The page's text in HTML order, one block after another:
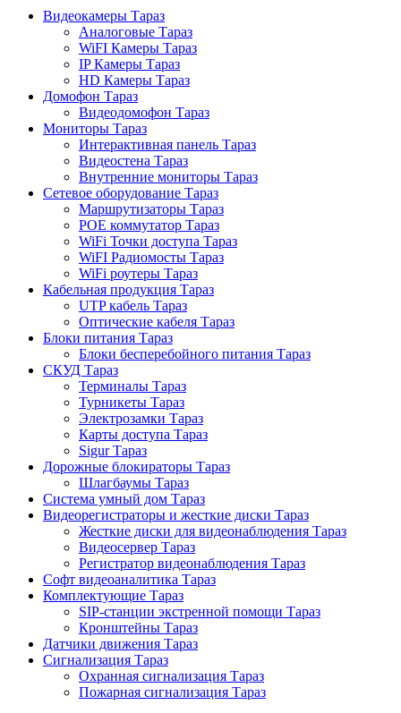
Видеокамеры Тараз
Аналоговые Тараз
WiFI Камеры Тараз
IP Камеры Тараз
HD Камеры Тараз
Домофон Тараз
Видеодомофон Тараз
Мониторы Тараз
Интерактивная панель Тараз
Видеостена Тараз
Внутренние мониторы Тараз
Сетевое оборудование Тараз
Маршрутизаторы Тараз
POE коммутатор Тараз
WiFi Точки доступа Тараз
WiFI Радиомосты Тараз
WiFi роутеры Тараз
Кабельная продукция Тараз
UTP кабель Тараз
Оптические кабеля Тараз
Блоки питания Тараз
Блоки бесперебойного питания Тараз
СКУД Тараз
Терминалы Тараз
Турникеты Тараз
Электрозамки Тараз
Карты доступа Тараз
Sigur Тараз
Дорожные блокираторы Тараз
Шлагбаумы Тараз
Система умный дом Тараз
Видеорегистраторы и жесткие диски Тараз
Жесткие диски для видеонаблюдения Тараз
Видеосервер Тараз
Регистратор видеонаблюдения Тараз
Софт видеоаналитика Тараз
Комплектующие Тараз
SIP-станции экстренной помощи Тараз
Кронштейны Тараз
Датчики движения Тараз
Сигнализация Тараз
Охранная сигнализация Тараз
Пожарная сигнализация Тараз